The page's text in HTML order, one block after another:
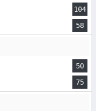
104
58
50
75